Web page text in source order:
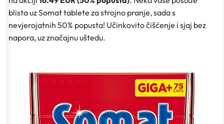
blista uz Somat tablete za strojno pranje, sada s
nevjerojatnih 50% popusta! Učinkovito čišćenje i sjaj bez
napora, uz značajnu uštedu.